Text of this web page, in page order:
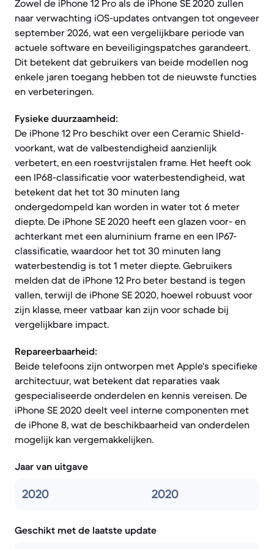
Zowel de iPhone 12 Pro als de iPhone SE 2020 zullen
naar verwachting iOS-updates ontvangen tot ongeveer
september 2026, wat een vergelijkbare periode van
actuele software en beveiligingspatches garandeert.
Dit betekent dat gebruikers van beide modellen nog
enkele jaren toegang hebben tot de nieuwste functies
en verbeteringen.
Fysieke duurzaamheid:
De iPhone 12 Pro beschikt over een Ceramic Shield-
voorkant, wat de valbestendigheid aanzienlijk
verbetert, en een roestvrijstalen frame. Het heeft ook
een IP68-classificatie voor waterbestendigheid, wat
betekent dat het tot 30 minuten lang
ondergedompeld kan worden in water tot 6 meter
diepte. De iPhone SE 2020 heeft een glazen voor- en
achterkant met een aluminium frame en een IP67-
classificatie, waardoor het tot 30 minuten lang
waterbestendig is tot 1 meter diepte. Gebruikers
melden dat de iPhone 12 Pro beter bestand is tegen
vallen, terwijl de iPhone SE 2020, hoewel robuust voor
zijn klasse, meer vatbaar kan zijn voor schade bij
vergelijkbare impact.
Repareerbaarheid:
Beide telefoons zijn ontworpen met Apple's specifieke
architectuur, wat betekent dat reparaties vaak
gespecialiseerde onderdelen en kennis vereisen. De
iPhone SE 2020 deelt veel interne componenten met
de iPhone 8, wat de beschikbaarheid van onderdelen
mogelijk kan vergemakkelijken.
Jaar van uitgave
2020 2020
Geschikt met de laatste update